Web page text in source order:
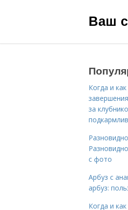
Ваш
Когда и
за
с фото
Арбуз с
арбуз:
Когда и